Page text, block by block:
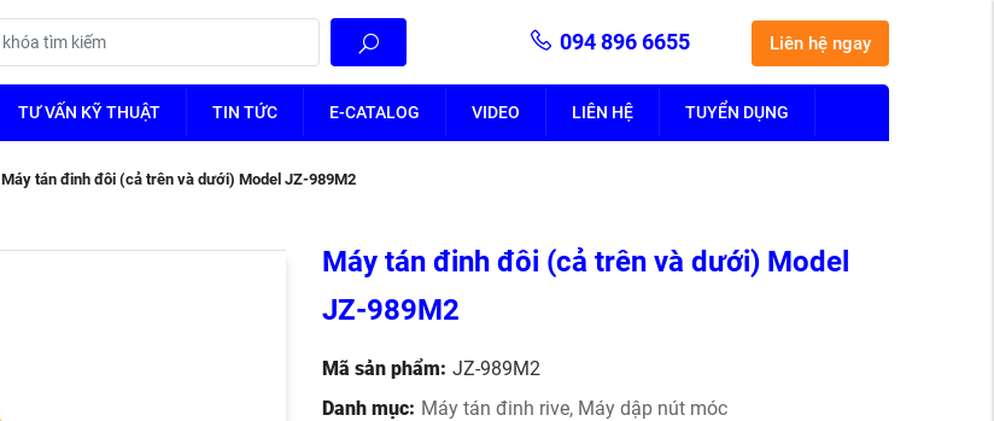
094 896 6655 Liên hệ ngay
TƯ VẤN KỸ THUẬT TIN TỨC E-CATALOG VIDEO LIÊN HỆ TUYỂN DỤNG
Máy tán đinh đôi (cả trên và dưới) Model JZ-989M2
Máy tán đinh đôi (cả trên và dưới) Model
JZ-989M2
Mã sản phẩm: JZ-989M2
Danh mục: Máy tán đinh rive, Máy dập nút móc